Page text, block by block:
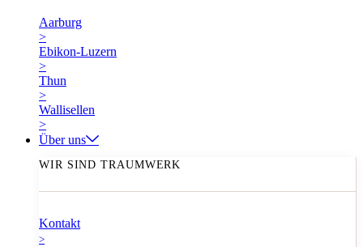
Aarburg
>
Ebikon-Luzern
>
Thun
>
Wallisellen
>
Über uns
WIR SIND TRAUMWERK
Kontakt
>